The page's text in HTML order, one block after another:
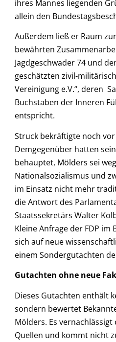
ihres Mannes liegenden
allein den
Außerdem ließ er Raum
bewährten
Jagdgeschwader 74 und
geschätzten zivil-
Vereinigung e.V.“, deren
Buchstaben der Inneren
entspricht.
Struck bekräftigte noch
Demgegenüber hatten
behauptet, Mölders sei
Nationalsozialismus und
im Einsatz nicht mehr
die Antwort des
Staatssekretärs Walter
Kleine Anfrage der FDP im
sich auf neue
einem Sondergutachten
Gutachten ohne neue
Dieses Gutachten enthält
sondern bewertet
Mölders. Es
Quellen und kommt nicht